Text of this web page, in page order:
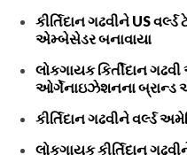
કીર્તિદાન ગઢવીને US
એમ્બેસેડર બનાવાયા
લોકગાયક કિર્તીદાન
ઓર્ગેનાઇઝેશનના બ્રાન્ડ
કીર્તિદાન ગઢવીને વર્લ્ડ
લોકગાયક કીર્તિદાન